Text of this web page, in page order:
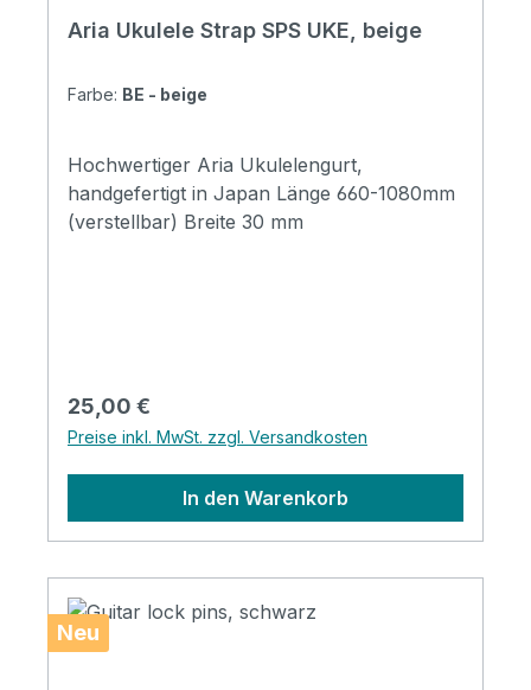
Aria Ukulele Strap SPS UKE, beige
Farbe: BE - beige
Hochwertiger Aria Ukulelengurt,
handgefertigt in Japan Länge 660-1080mm
(verstellbar) Breite 30 mm
Regulärer Preis:
25,00 €
Preise inkl. MwSt. zzgl. Versandkosten
In den Warenkorb
Neu